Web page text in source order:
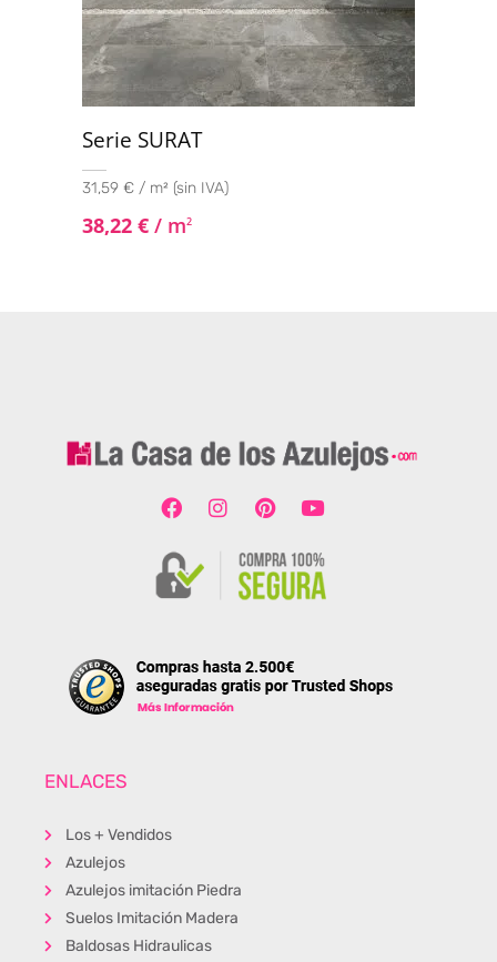
Serie SURAT
31,59 € / m² (sin IVA)
38,22 € / m2
ENLACES
Los + Vendidos
Azulejos
Azulejos imitación Piedra
Suelos Imitación Madera
Baldosas Hidraulicas